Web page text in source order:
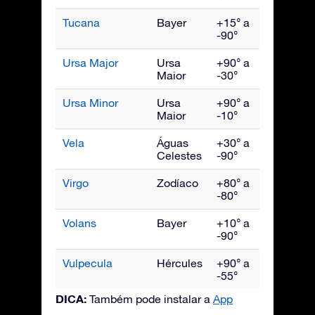
Tucana Bayer
+15° a
-90°
Ursa Major
Ursa
Maior
+90° a
-30°
Ursa Minor
Ursa
Maior
+90° a
-10°
Vela
Águas
Celestes
+30° a
-90°
Virgo Zodíaco
+80° a
-80°
Volans Bayer
+10° a
-90°
Vulpecula Hércules
+90° a
-55°
DICA: Também pode instalar a App